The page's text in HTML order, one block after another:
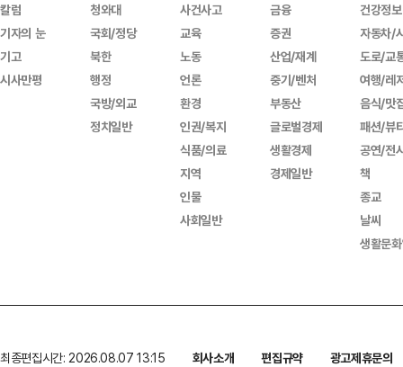
칼럼
기자의 눈
기고
시사만평
청와대
국회/정당
북한
행정
국방/외교
정치일반
사건사고
교육
노동
언론
환경
인권/복지
식품/의료
지역
인물
사회일반
금융
증권
산업/재계
중기/벤처
부동산
글로벌경제
생활경제
경제일반
건강정보
자동차/
도로/교
여행/레
음식/맛
패션/뷰
공연/전
책
종교
날씨
생활문
최종편집시간: 2026.08.07 13:15 회사소개 편집규약
광고제휴문의